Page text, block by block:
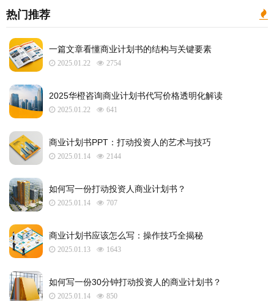
热门推荐
一篇文章看懂商业计划书的结构与关键要素
2025.01.22 2754
2025华橙咨询商业计划书代写价格透明化解读
2025.01.22 641
​商业计划书PPT：打动投资人的艺术与技巧
2025.01.14 2144
如何写一份打动投资人商业计划书？
2025.01.14 707
商业计划书应该怎么写：操作技巧全揭秘
2025.01.13 1643
如何写一份30分钟打动投资人的商业计划书？
2025.01.14 850